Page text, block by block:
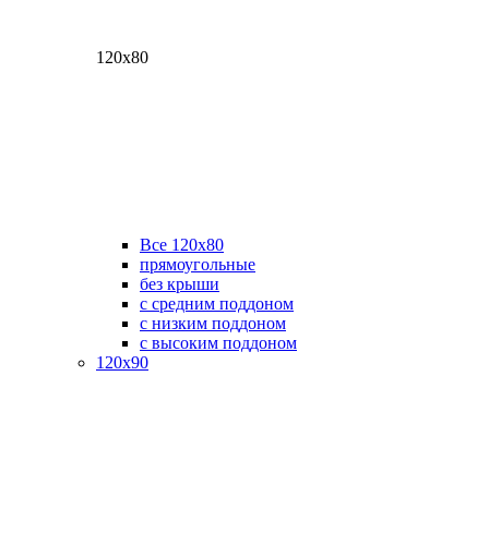
120х80
Все 120х80
прямоугольные
без крыши
с средним поддоном
с низким поддоном
с высоким поддоном
120х90